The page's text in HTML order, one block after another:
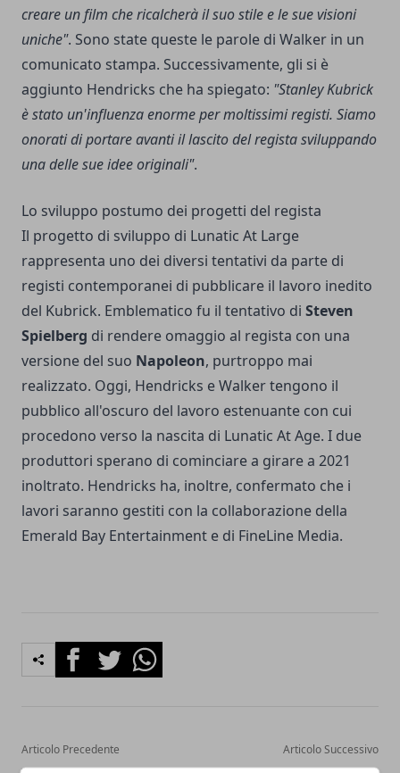
creare un film che ricalcherà il suo stile e le sue visioni
uniche". Sono state queste le parole di Walker in un
comunicato stampa. Successivamente, gli si è
aggiunto Hendricks che ha spiegato: "Stanley Kubrick
è stato un'influenza enorme per moltissimi registi. Siamo
onorati di portare avanti il lascito del regista sviluppando
una delle sue idee originali".
Lo sviluppo postumo dei progetti del regista
Il progetto di sviluppo di Lunatic At Large
rappresenta uno dei diversi tentativi da parte di
registi contemporanei di pubblicare il lavoro inedito
del Kubrick. Emblematico fu il tentativo di Steven
Spielberg di rendere omaggio al regista con una
versione del suo Napoleon, purtroppo mai
realizzato. Oggi, Hendricks e Walker tengono il
pubblico all'oscuro del lavoro estenuante con cui
procedono verso la nascita di Lunatic At Age. I due
produttori sperano di cominciare a girare a 2021
inoltrato. Hendricks ha, inoltre, confermato che i
lavori saranno gestiti con la collaborazione della
Emerald Bay Entertainment e di FineLine Media.
FacebookTwitterWhatsapp
Articolo Precedente Articolo Successivo